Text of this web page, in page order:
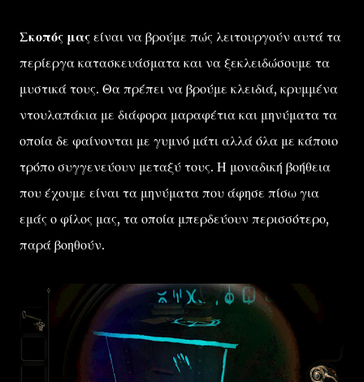
Σκοπός μας είναι να βρούμε πώς λειτουργούν αυτά τα
περίεργα κατασκευάσματα και να ξεκλειδώσουμε τα
μυστικά τους. Θα πρέπει να βρούμε κλειδιά, κρυμμένα
ντουλαπάκια με διάφορα μαραφέτια και μηνύματα τα
οποία δε φαίνονται με γυμνό μάτι αλλά όλα με κάποιο
τρόπο συγγενεύουν μεταξύ τους. Η μοναδική βοήθεια
που έχουμε είναι τα μηνύματα που άφησε πίσω για
εμάς ο φίλος μας, τα οποία μπερδεύουν περισσότερο,
παρά βοηθούν.